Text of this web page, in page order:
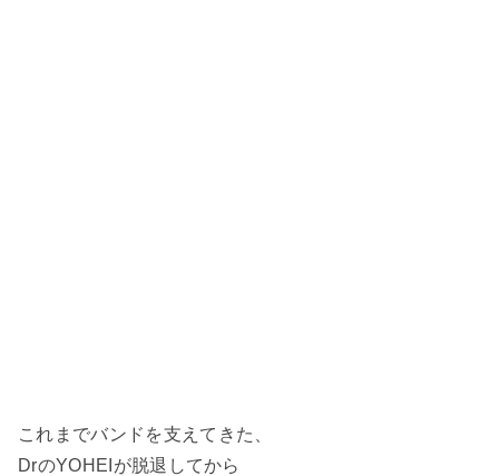
これまでバンドを支えてきた、
DrのYOHEIが脱退してから